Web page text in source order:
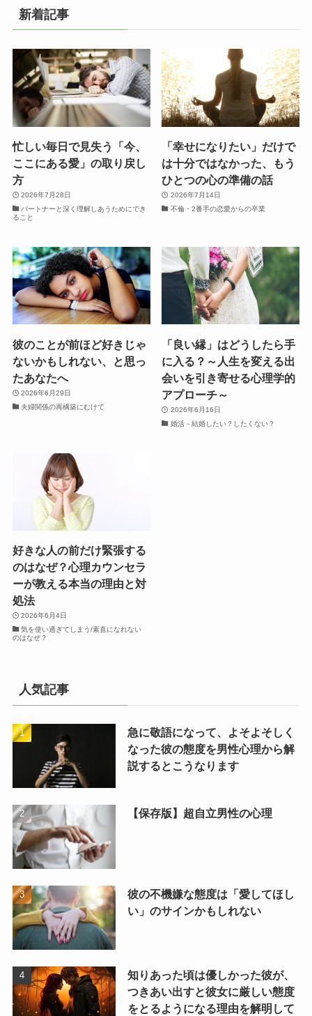
新着記事
忙しい毎日で見失う「今、
ここにある愛」の取り戻し
方
2026年7月28日
パートナーと深く理解しあうためにでき
ること
「幸せになりたい」だけで
は十分ではなかった、もう
ひとつの心の準備の話
2026年7月14日
不倫・2番手の恋愛からの卒業
彼のことが前ほど好きじゃ
ないかもしれない、と思っ
たあなたへ
2026年6月29日
夫婦関係の再構築にむけて
「良い縁」はどうしたら手
に入る？～人生を変える出
会いを引き寄せる心理学的
アプローチ～
2026年6月16日
婚活－結婚したい？したくない？
好きな人の前だけ緊張する
のはなぜ？心理カウンセラ
ーが教える本当の理由と対
処法
2026年6月4日
気を使い過ぎてしまう/素直になれない
のはなぜ？
人気記事
急に敬語になって、よそよそしく
なった彼の態度を男性心理から解
説するとこうなります
【保存版】超自立男性の心理
彼の不機嫌な態度は「愛してほし
い」のサインかもしれない
知りあった頃は優しかった彼が、
つきあい出すと彼女に厳しい態度
をとるようになる理由を解明して